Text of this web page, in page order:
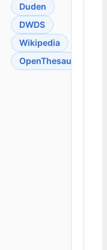
Duden
DWDS
Wikipedia
OpenThesaurus